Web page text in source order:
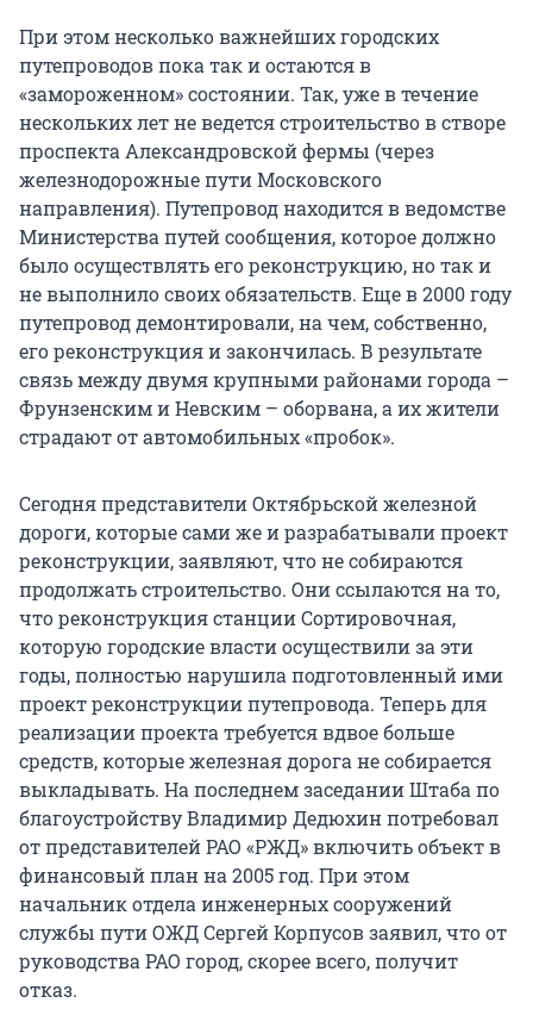
При этом несколько важнейших городских
путепроводов пока так и остаются в
«замороженном» состоянии. Так, уже в течение
нескольких лет не ведется строительство в створе
проспекта Александровской фермы (через
железнодорожные пути Московского
направления). Путепровод находится в ведомстве
Министерства путей сообщения, которое должно
было осуществлять его реконструкцию, но так и
не выполнило своих обязательств. Еще в 2000 году
путепровод демонтировали, на чем, собственно,
его реконструкция и закончилась. В результате
связь между двумя крупными районами города –
Фрунзенским и Невским – оборвана, а их жители
страдают от автомобильных «пробок».
Сегодня представители Октябрьской железной
дороги, которые сами же и разрабатывали проект
реконструкции, заявляют, что не собираются
продолжать строительство. Они ссылаются на то,
что реконструкция станции Сортировочная,
которую городские власти осуществили за эти
годы, полностью нарушила подготовленный ими
проект реконструкции путепровода. Теперь для
реализации проекта требуется вдвое больше
средств, которые железная дорога не собирается
выкладывать. На последнем заседании Штаба по
благоустройству Владимир Дедюхин потребовал
от представителей РАО «РЖД» включить объект в
финансовый план на 2005 год. При этом
начальник отдела инженерных сооружений
службы пути ОЖД Сергей Корпусов заявил, что от
руководства РАО город, скорее всего, получит
отказ.